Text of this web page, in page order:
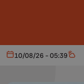
Aujourd'hui
10/08/26 - 05:39